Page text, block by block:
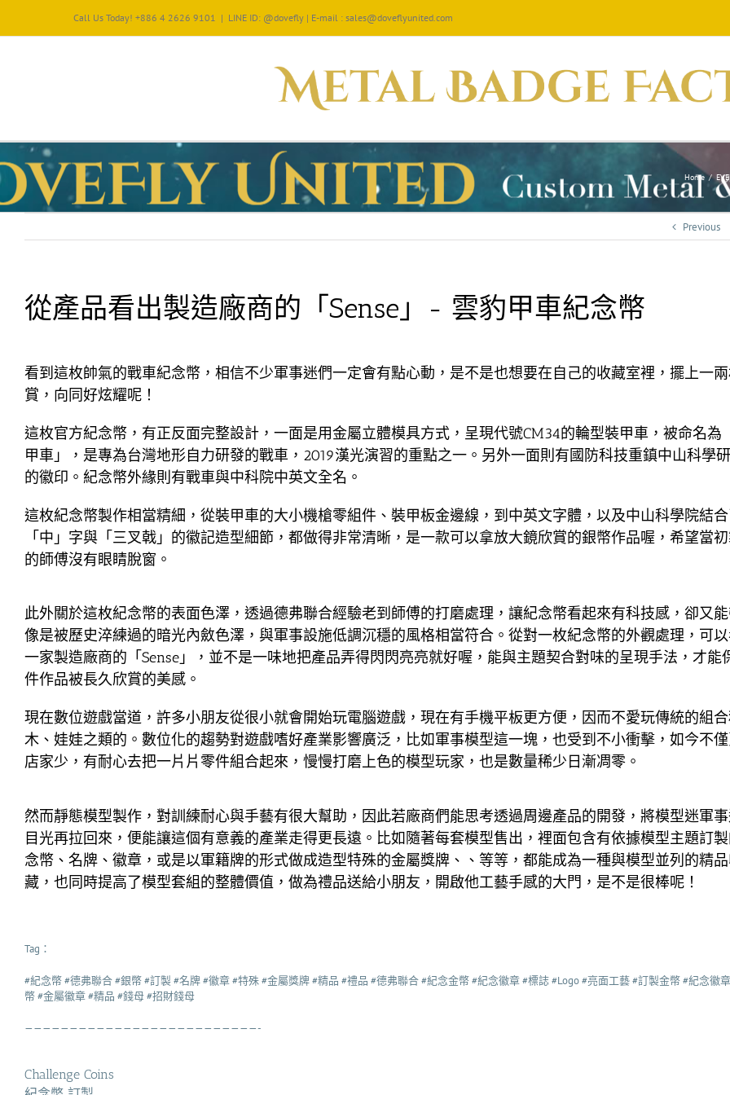
Call Us Today! +886 4 2626 9101 | LINE ID: @dovefly | E-mail : sales@doveflyunited.com
Home /
Previous
從產品看出製造廠商的「Sense」- 雲豹甲車紀念幣
看到這枚帥氣的戰車紀念幣，相信不少軍事迷們一定會有點心動，是不是也想要在自己的收藏室裡，擺上一
賞，向同好炫耀呢！
這枚官方紀念幣，有正反面完整設計，一面是用金屬立體模具方式，呈現代號CM34的輪型裝甲車，被命名為
甲車」，是專為台灣地形自力研發的戰車，2019漢光演習的重點之一。另外一面則有國防科技重鎮中山科學
的徽印。紀念幣外緣則有戰車與中科院中英文全名。
這枚紀念幣製作相當精細，從裝甲車的大小機槍零組件、裝甲板金邊線，到中英文字體，以及中山科學院結
「中」字與「三叉戟」的徽記造型細節，都做得非常清晰，是一款可以拿放大鏡欣賞的銀幣作品喔，希望當
的師傅沒有眼睛脫窗。
此外關於這枚紀念幣的表面色澤，透過德弗聯合經驗老到師傅的打磨處理，讓紀念幣看起來有科技感，卻又
像是被歷史淬練過的暗光內斂色澤，與軍事設施低調沉穩的風格相當符合。從對一枚紀念幣的外觀處理，可
一家製造廠商的「Sense」，並不是一味地把產品弄得閃閃亮亮就好喔，能與主題契合對味的呈現手法，才能
件作品被長久欣賞的美感。
現在數位遊戲當道，許多小朋友從很小就會開始玩電腦遊戲，現在有手機平板更方便，因而不愛玩傳統的組
木、娃娃之類的。數位化的趨勢對遊戲嗜好產業影響廣泛，比如軍事模型這一塊，也受到不小衝擊，如今不
店家少，有耐心去把一片片零件組合起來，慢慢打磨上色的模型玩家，也是數量稀少日漸凋零。
然而靜態模型製作，對訓練耐心與手藝有很大幫助，因此若廠商們能思考透過周邊產品的開發，將模型迷軍
目光再拉回來，便能讓這個有意義的產業走得更長遠。比如隨著每套模型售出，裡面包含有依據模型主題訂
念幣、名牌、徽章，或是以軍籍牌的形式做成造型特殊的金屬獎牌、、等等，都能成為一種與模型並列的精
藏，也同時提高了模型套組的整體價值，做為禮品送給小朋友，開啟他工藝手感的大門，是不是很棒呢！
Tag：
#紀念幣 #德弗聯合 #銀幣 #訂製 #名牌 #徽章 #特殊 #金屬獎牌 #精品 #禮品 #德弗聯合 #紀念金幣 #紀念徽章 #標誌 #Logo #亮面工藝 #訂製金幣 #紀念徽
幣 #金屬徽章 #精品 #錢母 #招財錢母
——————————————————————————-
Challenge Coins